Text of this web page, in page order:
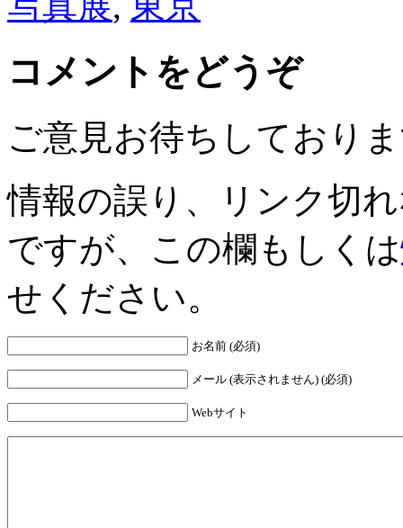
コメントをどうぞ
ご意見お待ちしており
情報の誤り、リンク切
ですが、この欄もしくは
せください。
お名前 (必須)
メール (表示されません) (必須)
Webサイト